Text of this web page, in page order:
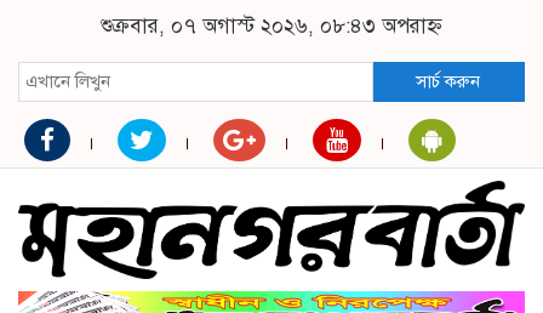
শুক্রবার, ০৭ অগাস্ট ২০২৬, ০৮:৪৩ অপরাহ্ন
সার্চ করুন